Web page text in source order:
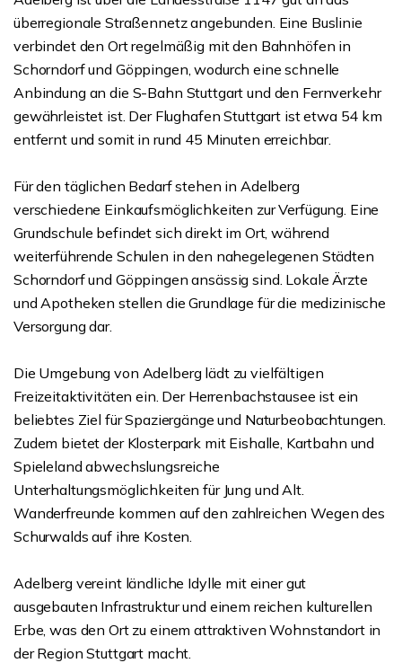
überregionale Straßennetz angebunden. Eine Buslinie
verbindet den Ort regelmäßig mit den Bahnhöfen in
Schorndorf und Göppingen, wodurch eine schnelle
Anbindung an die S-Bahn Stuttgart und den Fernverkehr
gewährleistet ist. Der Flughafen Stuttgart ist etwa 54 km
entfernt und somit in rund 45 Minuten erreichbar.
Für den täglichen Bedarf stehen in Adelberg
verschiedene Einkaufsmöglichkeiten zur Verfügung. Eine
Grundschule befindet sich direkt im Ort, während
weiterführende Schulen in den nahegelegenen Städten
Schorndorf und Göppingen ansässig sind. Lokale Ärzte
und Apotheken stellen die Grundlage für die medizinische
Versorgung dar.
Die Umgebung von Adelberg lädt zu vielfältigen
Freizeitaktivitäten ein. Der Herrenbachstausee ist ein
beliebtes Ziel für Spaziergänge und Naturbeobachtungen.
Zudem bietet der Klosterpark mit Eishalle, Kartbahn und
Spieleland abwechslungsreiche
Unterhaltungsmöglichkeiten für Jung und Alt.
Wanderfreunde kommen auf den zahlreichen Wegen des
Schurwalds auf ihre Kosten.
Adelberg vereint ländliche Idylle mit einer gut
ausgebauten Infrastruktur und einem reichen kulturellen
Erbe, was den Ort zu einem attraktiven Wohnstandort in
der Region Stuttgart macht.